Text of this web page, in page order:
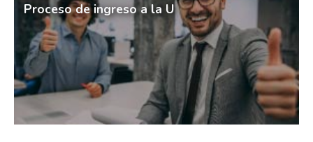
Proceso de ingreso a la U